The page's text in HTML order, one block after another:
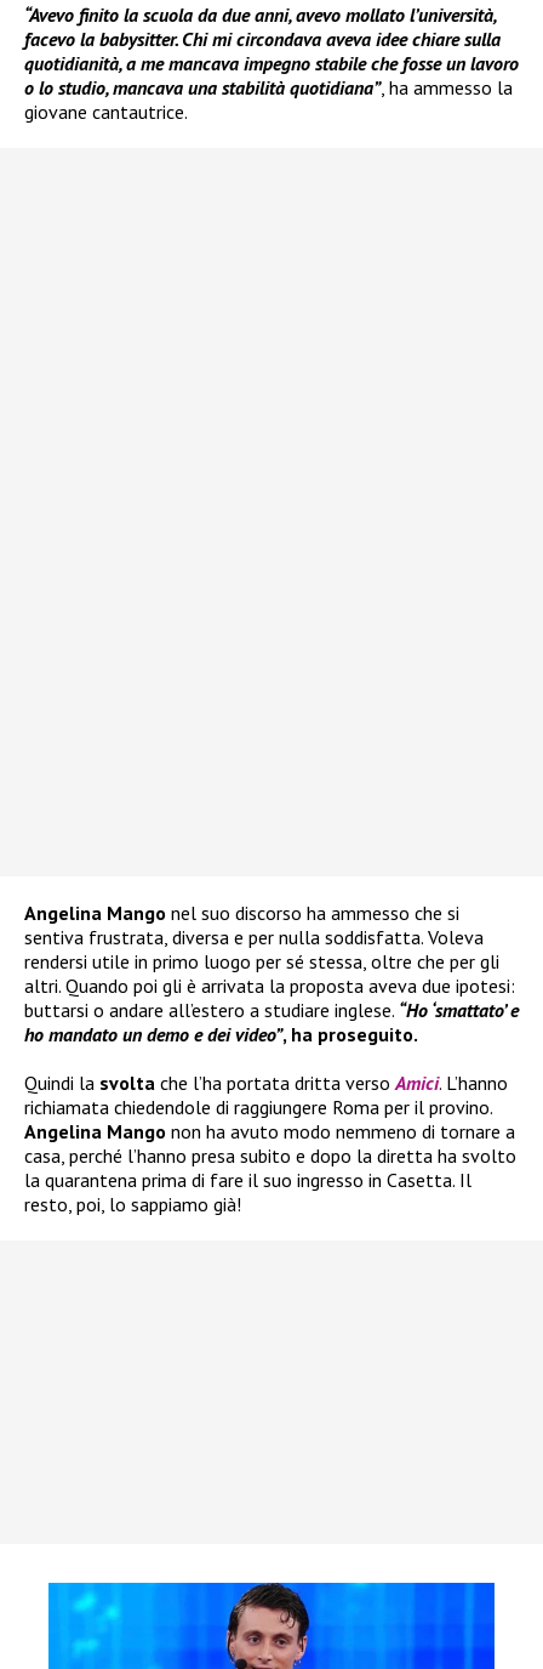
“Avevo finito la scuola da due anni, avevo mollato l’università,
facevo la babysitter. Chi mi circondava aveva idee chiare sulla
quotidianità, a me mancava impegno stabile che fosse un lavoro
o lo studio, mancava una stabilità quotidiana”, ha ammesso la
giovane cantautrice.
Angelina Mango nel suo discorso ha ammesso che si
sentiva frustrata, diversa e per nulla soddisfatta. Voleva
rendersi utile in primo luogo per sé stessa, oltre che per gli
altri. Quando poi gli è arrivata la proposta aveva due ipotesi:
buttarsi o andare all’estero a studiare inglese. “Ho ‘smattato’ e
ho mandato un demo e dei video”, ha proseguito.
Quindi la svolta che l’ha portata dritta verso Amici. L’hanno
richiamata chiedendole di raggiungere Roma per il provino.
Angelina Mango non ha avuto modo nemmeno di tornare a
casa, perché l’hanno presa subito e dopo la diretta ha svolto
la quarantena prima di fare il suo ingresso in Casetta. Il
resto, poi, lo sappiamo già!